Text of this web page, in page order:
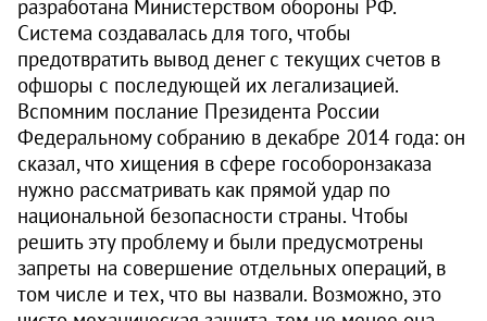
разработана Министерством обороны РФ.
Система создавалась для того, чтобы
предотвратить вывод денег с текущих счетов в
офшоры с последующей их легализацией.
Вспомним послание Президента России
Федеральному собранию в декабре 2014 года: он
сказал, что хищения в сфере гособоронзаказа
нужно рассматривать как прямой удар по
национальной безопасности страны. Чтобы
решить эту проблему и были предусмотрены
запреты на совершение отдельных операций, в
том числе и тех, что вы назвали. Возможно, это